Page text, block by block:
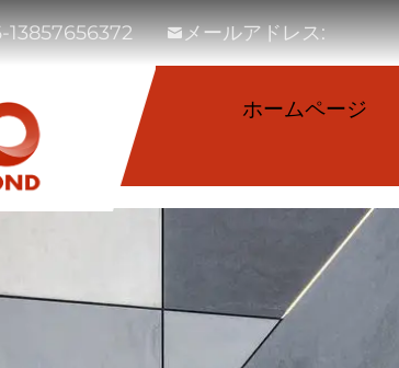
13857656372 メールアドレス:
ホームページ